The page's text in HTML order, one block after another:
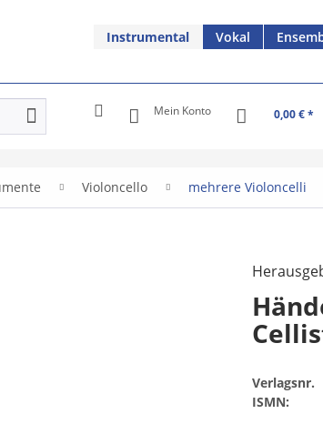
Instrumental Vokal
Mein Konto 0,00 € *
Violoncello mehrere Violoncelli
Verlagsnr.
ISMN: